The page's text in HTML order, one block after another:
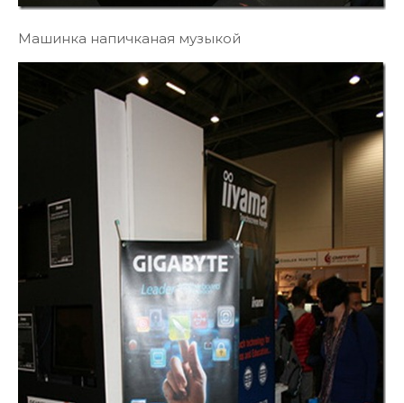
Машинка напичканая музыкой